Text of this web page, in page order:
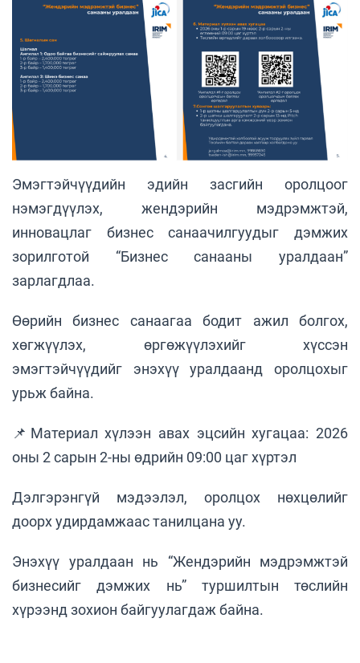
Эмэгтэйчүүдийн эдийн засгийн оролцоог
нэмэгдүүлэх, жендэрийн мэдрэмжтэй,
инновацлаг бизнес санаачилгуудыг дэмжих
зорилготой “Бизнес санааны уралдаан”
зарлагдлаа.
Өөрийн бизнес санаагаа бодит ажил болгох,
хөгжүүлэх, өргөжүүлэхийг хүссэн
эмэгтэйчүүдийг энэхүү уралдаанд оролцохыг
урьж байна.
📌Материал хүлээн авах эцсийн хугацаа: 2026
оны 2 сарын 2-ны өдрийн 09:00 цаг хүртэл
Дэлгэрэнгүй мэдээлэл, оролцох нөхцөлийг
доорх удирдамжаас танилцана уу.
Энэхүү уралдаан нь “Жендэрийн мэдрэмжтэй
бизнесийг дэмжих нь” туршилтын төслийн
хүрээнд зохион байгуулагдаж байна.